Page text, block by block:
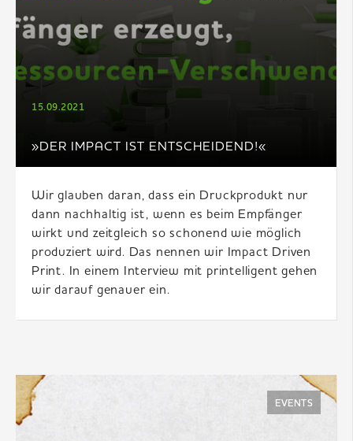
»DER IMPACT IST ENTSCHEIDEND!«
15.09.2021
Wir glauben daran, dass ein Druckprodukt nur
dann nachhaltig ist, wenn es beim Empfänger
wirkt und zeitgleich so schonend wie möglich
produziert wird. Das nennen wir Impact Driven
Print. In einem Interview mit printelligent gehen
wir darauf genauer ein.
EVENTS